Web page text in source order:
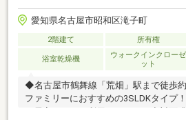
愛知県名古屋市昭和区滝子町
2階建て 所有権
浴室乾燥機
ウォークインクローゼ
ット
◆名古屋市鶴舞線「荒畑」駅まで徒歩
ファミリーにおすすめの3SLDKタイプ